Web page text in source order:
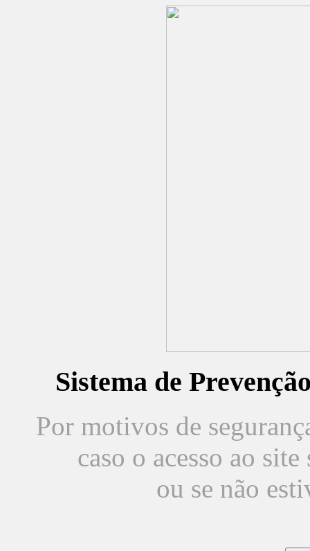
Sistema de
Por motivos de
caso o acesso ao
ou se não